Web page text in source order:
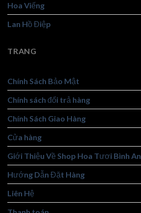
Hoa Viếng
Lan Hồ Điệp
TRANG
Chính Sách Bảo Mật
Chính sách đổi trả hàng
Chính Sách Giao Hàng
Cửa hàng
Giới Thiệu Về Shop Hoa Tươi Bình An
Hướng Dẫn Đặt Hàng
Liên Hệ